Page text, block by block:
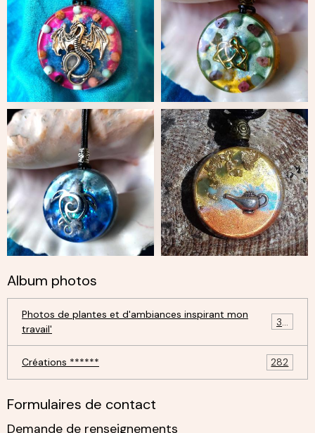
Album photos
Photos de plantes et d'ambiances inspirant mon
travail'
30
Créations ****** 282
Formulaires de contact
Demande de renseignements